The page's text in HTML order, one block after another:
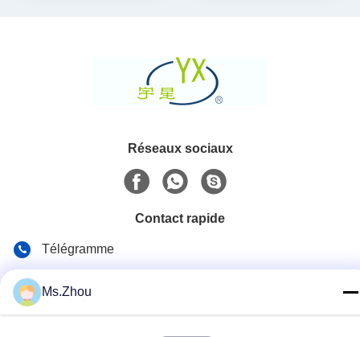
Réseaux sociaux
Contact rapide
Télégramme
Ms.Zhou